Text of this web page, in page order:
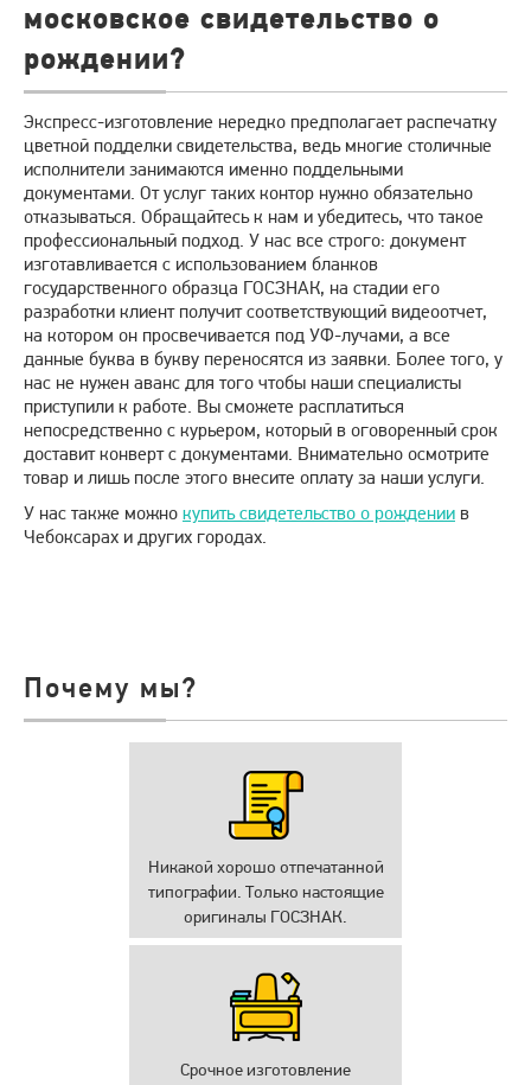
московское свидетельство о
рождении?
Экспресс-изготовление нередко предполагает распечатку
цветной подделки свидетельства, ведь многие столичные
исполнители занимаются именно поддельными
документами. От услуг таких контор нужно обязательно
отказываться. Обращайтесь к нам и убедитесь, что такое
профессиональный подход. У нас все строго: документ
изготавливается с использованием бланков
государственного образца ГОСЗНАК, на стадии его
разработки клиент получит соответствующий видеоотчет,
на котором он просвечивается под УФ-лучами, а все
данные буква в букву переносятся из заявки. Более того, у
нас не нужен аванс для того чтобы наши специалисты
приступили к работе. Вы сможете расплатиться
непосредственно с курьером, который в оговоренный срок
доставит конверт с документами. Внимательно осмотрите
товар и лишь после этого внесите оплату за наши услуги.
У нас также можно купить свидетельство о рождении в
Чебоксарах и других городах.
Почему мы?
Никакой хорошо отпечатанной
типографии. Только настоящие
оригиналы ГОСЗНАК.
Срочное изготовление